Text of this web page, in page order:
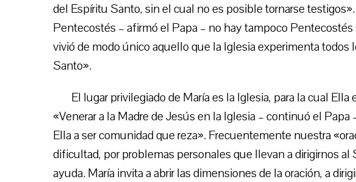
del Espíritu Santo, sin el cual no es posible tornarse
Pentecostés – afirmó el Papa – no hay tampoco
vivió de modo único aquello que la Iglesia experimenta todos
Santo».
El lugar privilegiado de María es la Iglesia, para la cual
«Venerar a la Madre de Jesús en la Iglesia – continuó el
Ella a ser comunidad que reza». Frecuentemente nuestra
dificultad, por problemas personales que llevan a dirigirnos
ayuda. María invita a abrir las dimensiones de la oración, a